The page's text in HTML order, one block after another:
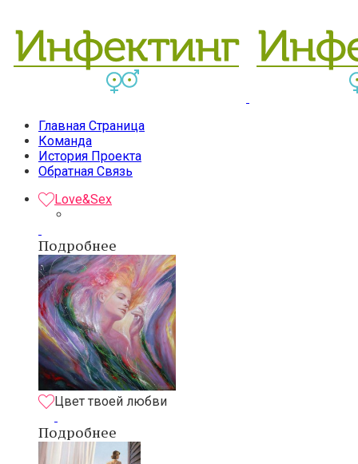
Главная Страница
Команда
История Проекта
Обратная Связь
Love&Sex
Подробнее
Цвет твоей любви
Подробнее